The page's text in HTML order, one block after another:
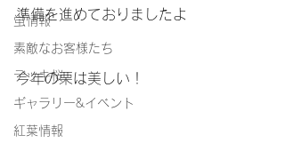
蛍情報
素敵なお客様たち
デッキ桜
ギャラリー&イベント
紅葉情報
準備を進めておりましたよ
今年の栗は美しい！